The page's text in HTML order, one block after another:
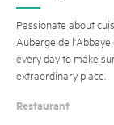
Passionate about
Auberge de
every day to make
extraordinary place.
Restaurant